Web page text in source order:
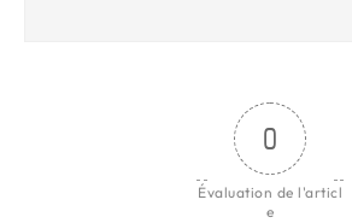
0
Évaluation de l'articl
e